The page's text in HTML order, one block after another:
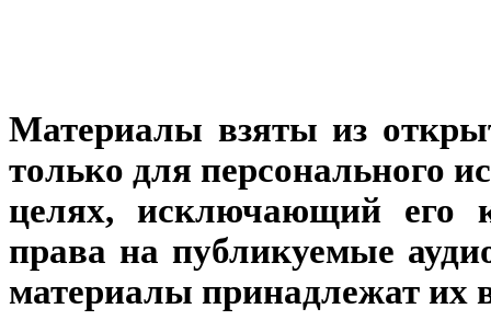
Материалы взяты из
только для персонального
целях, исключающий его
права на публикуемые
материалы принадлежат их